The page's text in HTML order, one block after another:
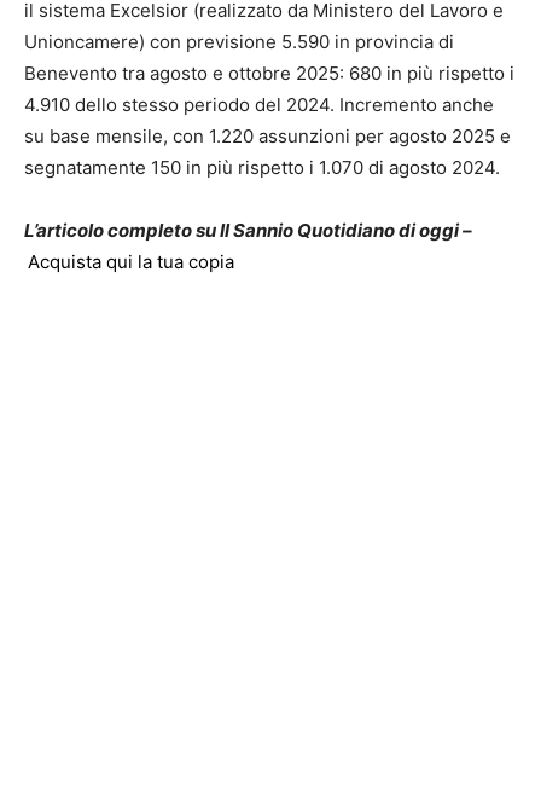
il sistema Excelsior (realizzato da Ministero del Lavoro e
Unioncamere) con previsione 5.590 in provincia di
Benevento tra agosto e ottobre 2025: 680 in più rispetto i
4.910 dello stesso periodo del 2024. Incremento anche
su base mensile, con 1.220 assunzioni per agosto 2025 e
segnatamente 150 in più rispetto i 1.070 di agosto 2024.
L’articolo completo su Il Sannio Quotidiano di oggi –
Acquista qui la tua copia